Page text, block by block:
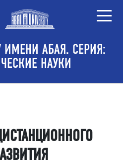
ИМЕНИ АБАЯ. СЕРИЯ:
НАУКИ